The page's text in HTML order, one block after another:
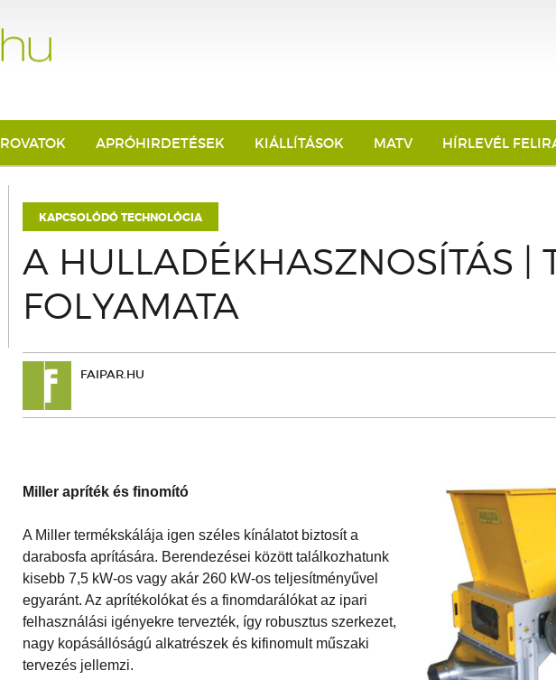
ROVATOK APRÓHIRDETÉSEK KIÁLLÍTÁSOK MATV HÍRLEVÉL
KAPCSOLÓDÓ TECHNOLÓGIA
A HULLADÉKHASZNOSÍTÁS |
FOLYAMATA
FAIPAR.HU
Miller apríték és finomító
A Miller termékskálája igen széles kínálatot biztosít a
darabosfa aprítására. Berendezései között találkozhatunk
kisebb 7,5 kW-os vagy akár 260 kW-os teljesítményűvel
egyaránt. Az aprítékolókat és a finomdarálókat az ipari
felhasználási igényekre tervezték, így robusztus szerkezet,
nagy kopásállóságú alkatrészek és kifinomult műszaki
tervezés jellemzi.